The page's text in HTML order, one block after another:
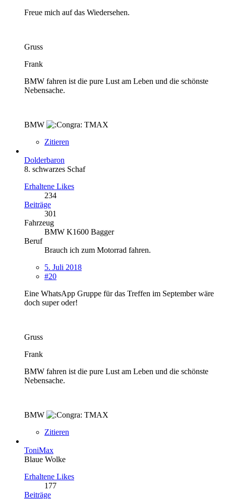
Freue mich auf das Wiedersehen.
Gruss
Frank
BMW fahren ist die pure Lust am Leben und die schönste
Nebensache.
BMW
TMAX
Zitieren
Dolderbaron
8. schwarzes Schaf
Erhaltene Likes
234
Beiträge
301
Fahrzeug
BMW K1600 Bagger
Beruf
Brauch ich zum Motorrad fahren.
5. Juli 2018
#20
Eine WhatsApp Gruppe für das Treffen im September wäre
doch super oder!
Gruss
Frank
BMW fahren ist die pure Lust am Leben und die schönste
Nebensache.
BMW
TMAX
Zitieren
ToniMax
Blaue Wolke
Erhaltene Likes
177
Beiträge